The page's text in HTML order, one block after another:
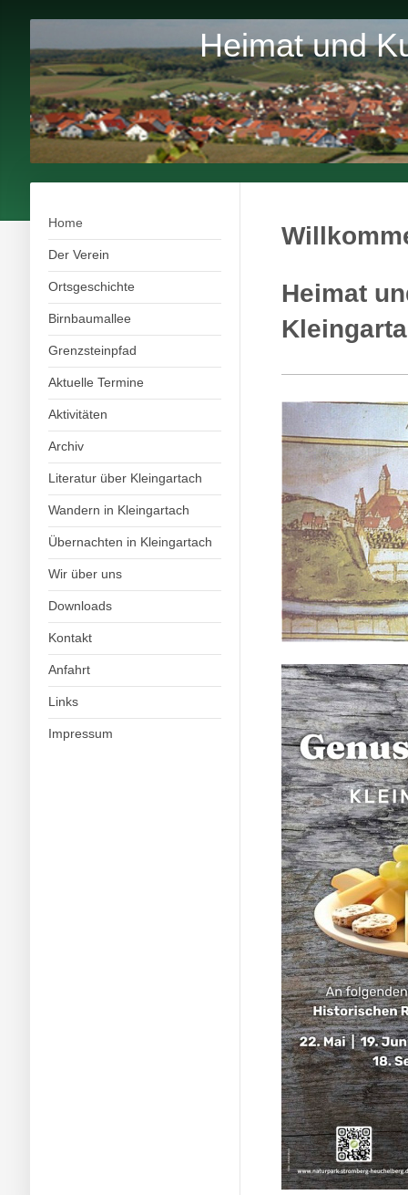
Heimat und
Home
Der Verein
Ortsgeschichte
Birnbaumallee
Grenzsteinpfad
Aktuelle Termine
Aktivitäten
Archiv
Literatur über Kleingartach
Wandern in Kleingartach
Übernachten in Kleingartach
Wir über uns
Downloads
Kontakt
Anfahrt
Links
Impressum
Heimat